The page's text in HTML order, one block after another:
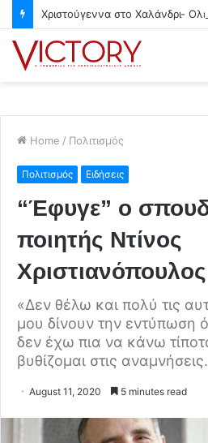
Home / Πολιτισμός
Πολιτισμός Ειδήσεις
“Έφυγε” ο
ποιητής Ντίνος
Χριστιανόπουλος
«Δεν θέλω και πολύ τις
μου δίνουν την εντύπωση
δεν έχω πια να κάνω
βυθίζομαι στις
August 11, 2020 5 minutes read